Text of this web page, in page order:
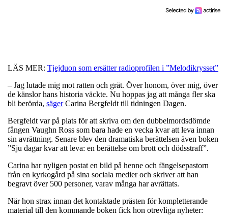
LÄS MER: Tjejduon som ersätter radioprofilen i ”Melodikrysset”
– Jag lutade mig mot ratten och grät. Över honom, över mig, över
de känslor hans historia väckte. Nu hoppas jag att många fler ska
bli berörda, sägerCarina Bergfeldt till tidningen Dagen.
Bergfeldt var på plats för att skriva om den dubbelmordsdömde
fången Vaughn Ross som bara hade en vecka kvar att leva innan
sin avrättning. Senare blev den dramatiska berättelsen även boken
”Sju dagar kvar att leva: en berättelse om brott och dödsstraff”.
Carina har nyligen postat en bild på henne och fängelsepastorn
från en kyrkogård på sina sociala medier och skriver att han
begravt över 500 personer, varav många har avrättats.
När hon strax innan det kontaktade prästen för kompletterande
material till den kommande boken fick hon otrevliga nyheter: